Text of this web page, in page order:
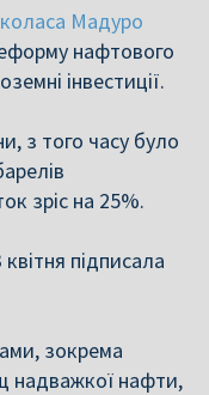
Мадуро
нафтового
інвестиції.
з того часу було
зріс на 25%.
підписала
зокрема
надважкої нафти,